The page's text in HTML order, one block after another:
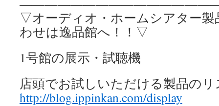
▽オーディオ・ホームシアター製
わせは逸品館へ！！▽
1号館の展示・試聴機
店頭でお試しいただける製品の
http://blog.ippinkan.com/display